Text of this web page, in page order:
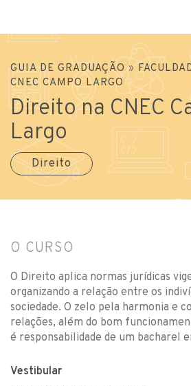
GUIA DE GRADUAÇÃO»
CNEC CAMPO LARGO
Direito na CNEC
Largo
Direito
O CURSO
O Direito aplica normas jurídicas
organizando a relação entre os
sociedade. O zelo pela harmonia e
relações, além do bom
é responsabilidade de um bacharel
Vestibular